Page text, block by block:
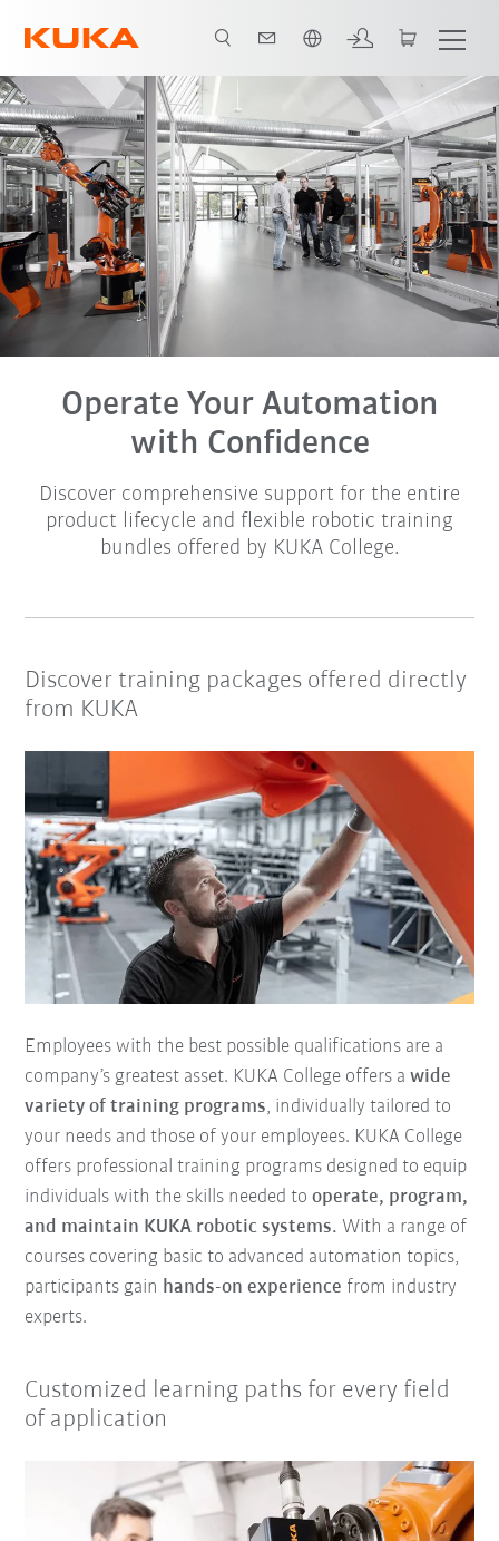
Operate Your Automation
with Confidence
Discover comprehensive support for the entire
product lifecycle and flexible robotic training
bundles offered by KUKA College.
Discover training packages offered directly
from KUKA
Employees with the best possible qualifications are a
company’s greatest asset. KUKA College offers awide
variety of training programs, individually tailored to
your needs and those of your employees. KUKA College
offers professional training programs designed to equip
individuals with the skills needed tooperate, program,
and maintain KUKA robotic systems. With a range of
courses covering basic to advanced automation topics,
participants gain hands-on experience from industry
experts.
Customized learning paths for every field
of application